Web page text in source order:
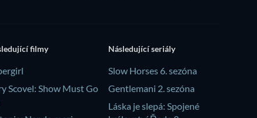
filmy
Scovel: Show Must Go
Následující seriály
Slow Horses 6. sezóna
Gentlemani 2. sezóna
Láska je slepá: Spojené